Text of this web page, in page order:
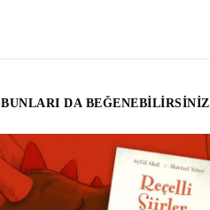
BUNLARI DA BEĞENEBILIRSINIZ